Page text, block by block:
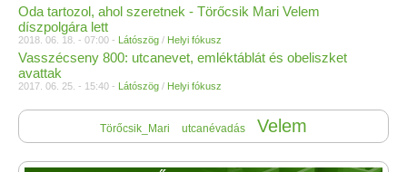
Oda tartozol, ahol szeretnek - Törőcsik Mari Velem
díszpolgára lett
2018. 06. 18. - 07:00 - Látószög / Helyi fókusz
Vasszécseny 800: utcanevet, emléktáblát és obeliszket
avattak
2017. 06. 25. - 15:40 - Látószög / Helyi fókusz
Törőcsik_Mari utcanévadás Velem